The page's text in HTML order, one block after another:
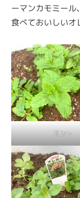
ーマンカモミール、
食べておいしいオ
ミント